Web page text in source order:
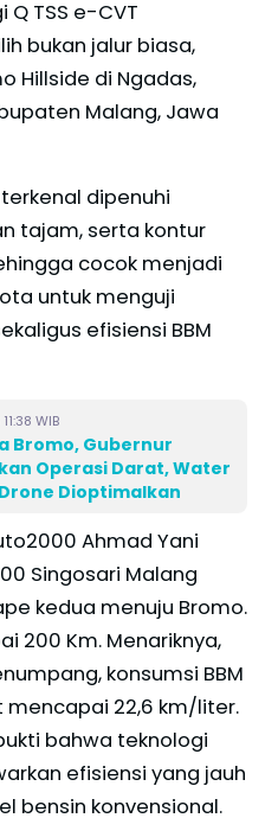
TSS e-CVT
bukan jalur biasa,
Hillside di Ngadas,
Malang, Jawa
dipenuhi
tajam, serta kontur
cocok menjadi
untuk menguji
efisiensi BBM
WIB
Bromo, Gubernur
Operasi Darat, Water
Dioptimalkan
Ahmad Yani
Singosari Malang
kedua menuju Bromo.
200 Km. Menariknya,
konsumsi BBM
mencapai 22,6 km/liter.
bahwa teknologi
efisiensi yang jauh
bensin konvensional.